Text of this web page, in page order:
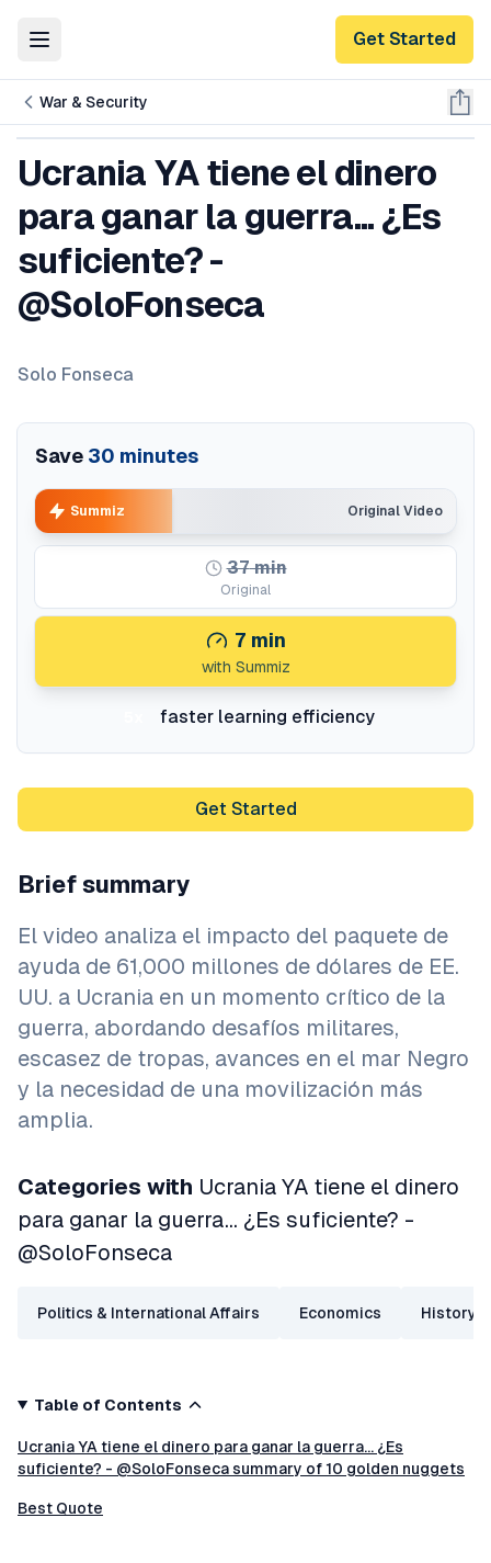
Toggle Menu Get Started
War & Security
Ucrania YA tiene el dinero
para ganar la guerra... ¿Es
suficiente? -
@SoloFonseca
Solo Fonseca
Save 30 minutes
Original Video
Summiz
37min
Original
7 min
with Summiz
faster learning efficiency
Get Started
Brief summary
El video analiza el impacto del paquete de
ayuda de 61,000 millones de dólares de EE.
UU. a Ucrania en un momento crítico de la
guerra, abordando desafíos militares,
escasez de tropas, avances en el mar Negro
y la necesidad de una movilización más
amplia.
Categories with Ucrania YA tiene el dinero
para ganar la guerra... ¿Es suficiente? -
@SoloFonseca
Politics & International Affairs Economics History
Table of Contents
Ucrania YA tiene el dinero para ganar la guerra... ¿Es
suficiente? - @SoloFonseca summary of 10 golden nuggets
Best Quote